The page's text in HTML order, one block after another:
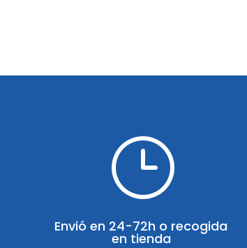
}
Envió en 24-72h o recogida
en tienda